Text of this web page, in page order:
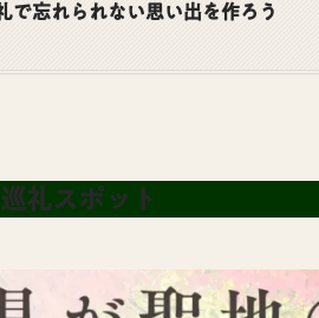
で忘れられない思い出を作ろう
礼スポット